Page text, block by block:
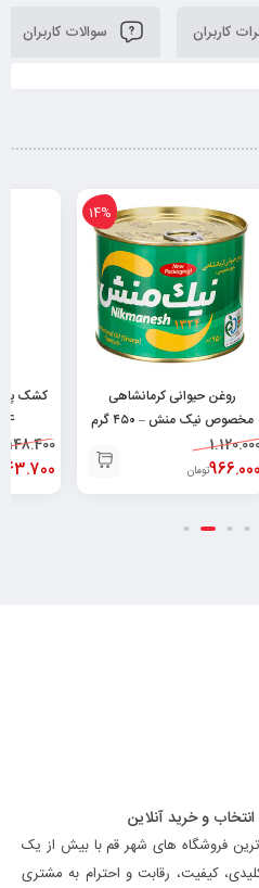
کاربران سوالات کاربران
14%
روغن حیوانی کرمانشاهی
مخصوص نیک منش – ۴۵۰ گرم
۶۲۶۰۴۹۶۴۳۰۰۴۸
966.000تومان
148.400
انتخاب و خرید آنلاین
فروشگاه های شهر قم با بیش از یک
کیفیت، رقابت و احترام به مشتری